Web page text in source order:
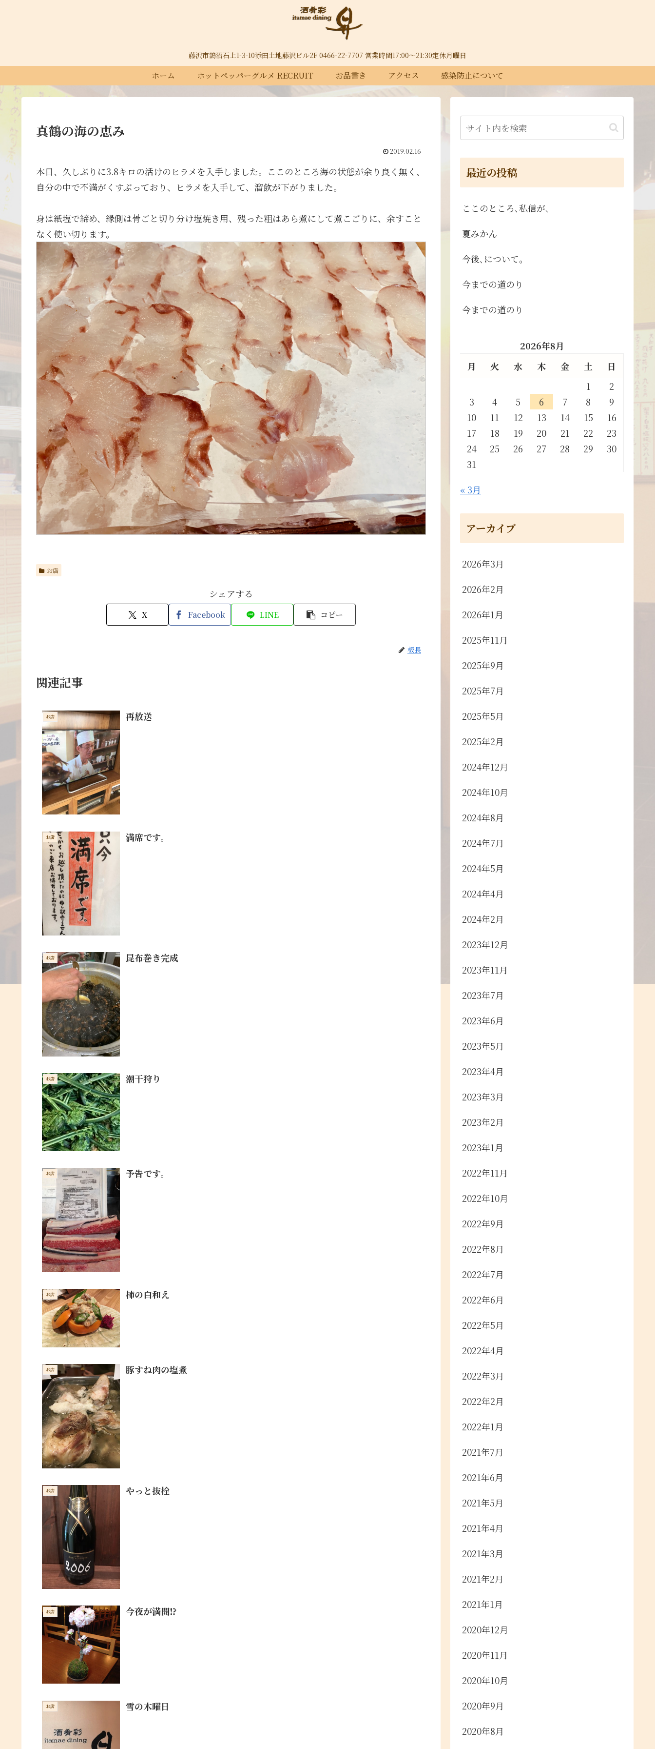
藤沢市鵠沼石上1-3-10添田土地藤沢ビル2F 0466-22-7707 営業時間17:00～21:30定休月曜日
ホーム ホットペッパーグルメ RECRUIT お品書き アクセス 感染防止について
真鶴の海の恵み
2019.02.16
本日、久しぶりに3.8キロの活けのヒラメを入手しました。ここのところ海の状態が余り良く無く、
自分の中で不満がくすぶっており、ヒラメを入手して、溜飲が下がりました。
身は紙塩で締め、縁側は骨ごと切り分け塩焼き用、残った粗はあら煮にして煮こごりに、余すこと
なく使い切ります。
お店
シェアする
X Facebook LINE コピー
板長
関連記事
お店 再放送
お店 満席です。
お店 昆布巻き完成
お店 潮干狩り
お店 予告です。
お店 柿の白和え
お店 豚すね肉の塩煮
お店 やっと抜栓
お店 今夜が満開⁉︎
お店 雪の木曜日
最近の投稿
ここのところ､私信が､
夏みかん
今後､について。
今までの道のり
今までの道のり
2026年8月
月
火 水 木 金 土
日
1
2
3
4 5 6 7 8
9
10
11 12 13 14 15
16
17
18 19 20 21 22
23
24
25 26 27 28 29
30
31
« 3月
アーカイブ
2026年3月
2026年2月
2026年1月
2025年11月
2025年9月
2025年7月
2025年5月
2025年2月
2024年12月
2024年10月
2024年8月
2024年7月
2024年5月
2024年4月
2024年2月
2023年12月
2023年11月
2023年7月
2023年6月
2023年5月
2023年4月
2023年3月
2023年2月
2023年1月
2022年11月
2022年10月
2022年9月
2022年8月
2022年7月
2022年6月
2022年5月
2022年4月
2022年3月
2022年2月
2022年1月
2021年7月
2021年6月
2021年5月
2021年4月
2021年3月
2021年2月
2021年1月
2020年12月
2020年11月
2020年10月
2020年9月
2020年8月